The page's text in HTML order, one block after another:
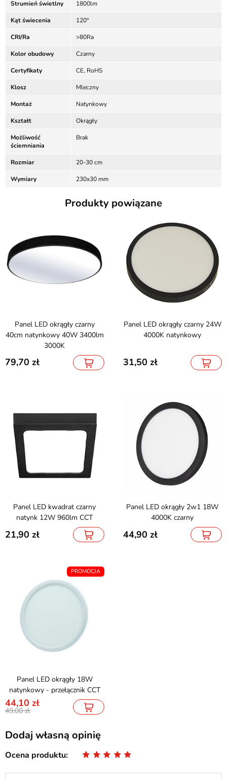
Strumień świetlny 1800lm
Kąt świecenia 120°
CRI/Ra >80Ra
Kolor obudowy Czarny
Certyfikaty CE, RoHS
Klosz Mleczny
Montaż Natynkowy
Kształt Okrągły
Możliwość
ściemniania
Brak
Rozmiar 20-30 cm
Wymiary 230x30 mm
Produkty powiązane
Panel LED okrągły czarny
40cm natynkowy 40W 3400lm
3000K
79,70
Panel LED okrągły czarny 24W
4000K natynkowy
31,50
Panel LED kwadrat czarny
natynk 12W 960lm CCT
21,90
Panel LED okrągły 2w1 18W
4000K czarny
44,90
PROMOCJA
Panel LED okrągły 18W
natynkowy - przełącznik CCT
44,10
49,00
Dodaj własną opinię
Ocena produktu